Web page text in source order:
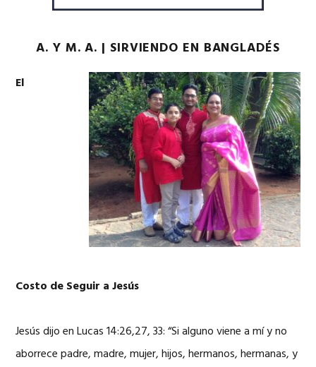
A. Y M. A. | SIRVIENDO EN BANGLADÉS
El
Costo de Seguir a Jesús
Jesús dijo en Lucas 14:26,27, 33: “Si alguno viene a mí y no
aborrece padre, madre, mujer, hijos, hermanos, hermanas, y